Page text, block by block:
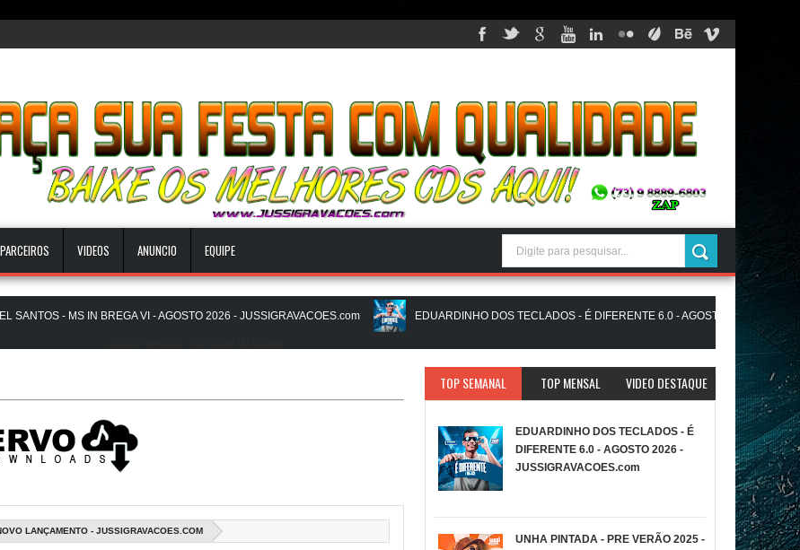
PARCEIROS VIDEOS ANUNCIO EQUIPE
- MS IN BREGA VI - AGOSTO 2026 - JUSSIGRAVACOES.com EDUARDINHO DOS TECLADOS - É DIFERENTE 6.0 - AGOSTO 2026 -
PICAPAU NO BEAT - ATUALIZADO PRA PAREDÃO - JULHO 2026 - JUSSIGRAVACOES.com
LANÇAMENTO - JUSSIGRAVACOES.COM
TOP SEMANAL TOP MENSAL VIDEO DESTAQUE
EDUARDINHO DOS TECLADOS - É
DIFERENTE 6.0 - AGOSTO 2026 -
JUSSIGRAVACOES.com
UNHA PINTADA - PRE VERÃO 2025 -